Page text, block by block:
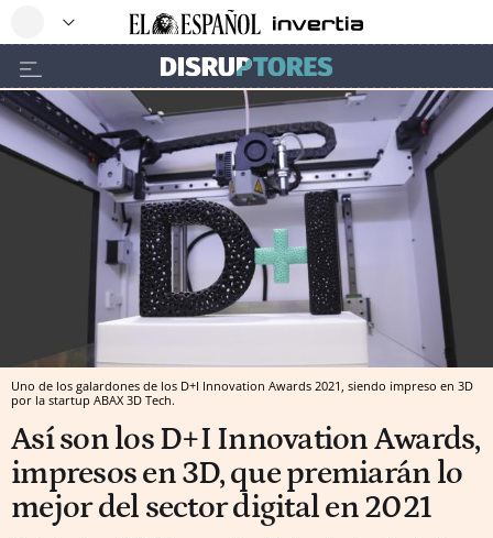
Uno de los galardones de los D+I Innovation Awards 2021, siendo impreso en 3D
por la startup ABAX 3D Tech.
Así son los D+I Innovation Awards,
impresos en 3D, que premiarán lo
mejor del sector digital en 2021